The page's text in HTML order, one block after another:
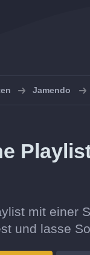
Jamendo
mit einer
und lasse